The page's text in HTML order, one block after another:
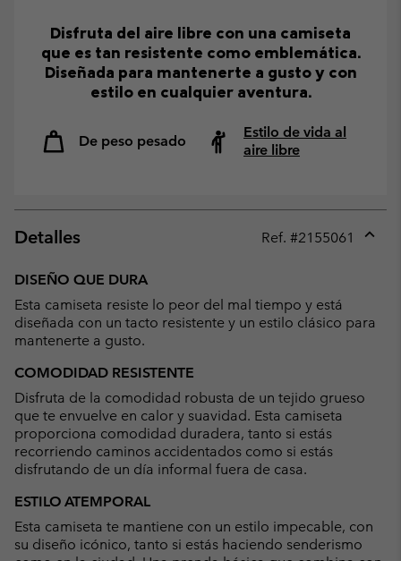
Disfruta del aire libre con una camiseta
que es tan resistente como emblemática.
Diseñada para mantenerte a gusto y con
estilo en cualquier aventura.
De peso pesado
Estilo de vida al
aire libre
Detalles Ref. #2155061
DISEÑO QUE DURA
Esta camiseta resiste lo peor del mal tiempo y está
diseñada con un tacto resistente y un estilo clásico para
mantenerte a gusto.
COMODIDAD RESISTENTE
Disfruta de la comodidad robusta de un tejido grueso
que te envuelve en calor y suavidad. Esta camiseta
proporciona comodidad duradera, tanto si estás
recorriendo caminos accidentados como si estás
disfrutando de un día informal fuera de casa.
ESTILO ATEMPORAL
Esta camiseta te mantiene con un estilo impecable, con
su diseño icónico, tanto si estás haciendo senderismo